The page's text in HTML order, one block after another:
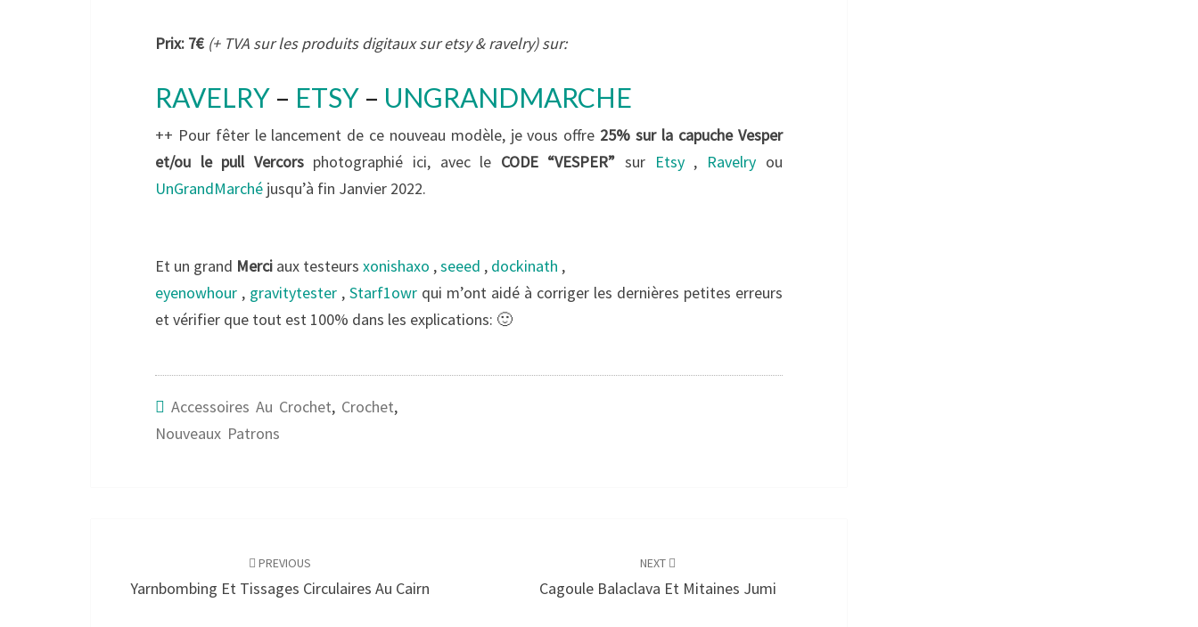
Prix: 7€ (+ TVA sur les produits digitaux sur etsy & ravelry) sur:
RAVELRY – ETSY – UNGRANDMARCHE
++ Pour fêter le lancement de ce nouveau modèle, je vous offre 25% sur la capuche Vesper
et/ou le pull Vercorsphotographié ici, avec le CODE “VESPER” sur Etsy, Ravelryou
UnGrandMarché jusqu’à fin Janvier 2022.
Et un grand Merci aux testeurs xonishaxo ,seeed , dockinath ,
eyenowhour , gravitytester, Starf1owrqui m’ont aidé à corriger les dernières petites erreurs
et vérifier que tout est 100% dans les explications: 🙂
Accessoires Au Crochet, Crochet,
Nouveaux Patrons
PREVIOUS
Yarnbombing Et Tissages Circulaires Au Cairn
NEXT
Cagoule Balaclava Et Mitaines Jumi